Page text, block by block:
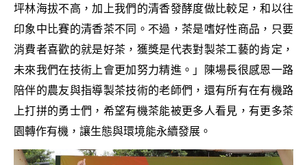
坪林海拔不高，加上我們的清香發酵度做比較足，和以往
印象中比賽的清香茶不同。不過，茶是嗜好性商品，只要
消費者喜歡的就是好茶，獲獎是代表對製茶工藝的肯定，
未來我們在技術上會更加努力精進。」陳場長很感恩一路
陪伴的農友與指導製茶技術的老師們，還有所有在有機路
上打拼的勇士們，希望有機茶能被更多人看見，有更多茶
園轉作有機，讓生態與環境能永續發展。